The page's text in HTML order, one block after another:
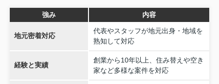
強み 内容
地元密着対応
代表やスタッフが地元出身・地域を
熟知して対応
経験と実績
創業から10年以上、住み替えや空き
家など多様な案件を対応